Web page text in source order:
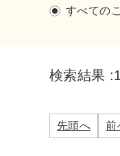
すべての
検索結果 :
先頭へ 前